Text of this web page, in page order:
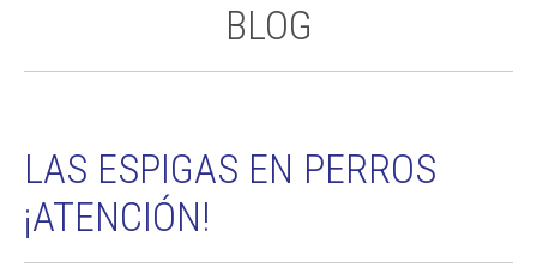
BLOG
LAS ESPIGAS EN PERROS
¡ATENCIÓN!